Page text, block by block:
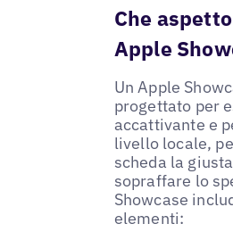
Che
Apple
Un Apple
progettato per
accattivante e
livello locale,
scheda la
sopraffare lo
Showcase
elementi: